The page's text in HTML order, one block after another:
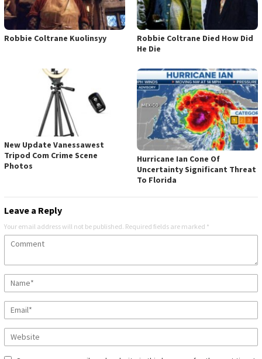
Robbie Coltrane Kuolinsyy
Robbie Coltrane Died How Did
He Die
New Update Vanessawest
Tripod Com Crime Scene
Photos
Hurricane Ian Cone Of
Uncertainty Significant Threat
To Florida
Leave a Reply
Your email address will not be published. Required fields are marked *